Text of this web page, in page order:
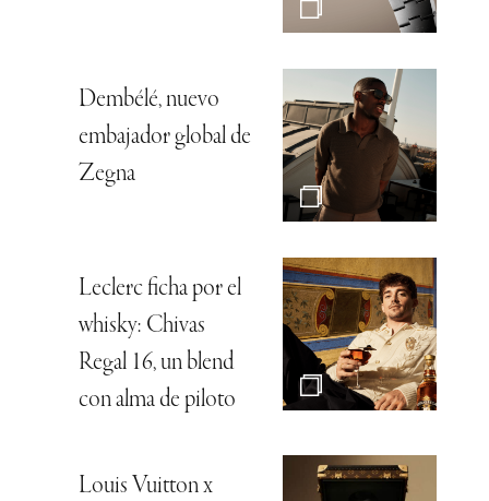
Dembélé, nuevo
embajador global de
Zegna
Leclerc ficha por el
whisky: Chivas
Regal 16, un blend
con alma de piloto
Louis Vuitton x